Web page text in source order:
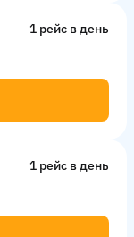
1 рейс в день
1 рейс в день